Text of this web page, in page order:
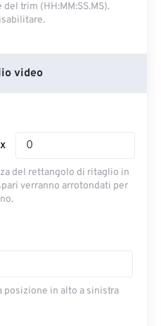
trim (HH:MM:SS.MS).
video
x
del rettangolo di ritaglio in
verranno arrotondati per
posizione in alto a sinistra